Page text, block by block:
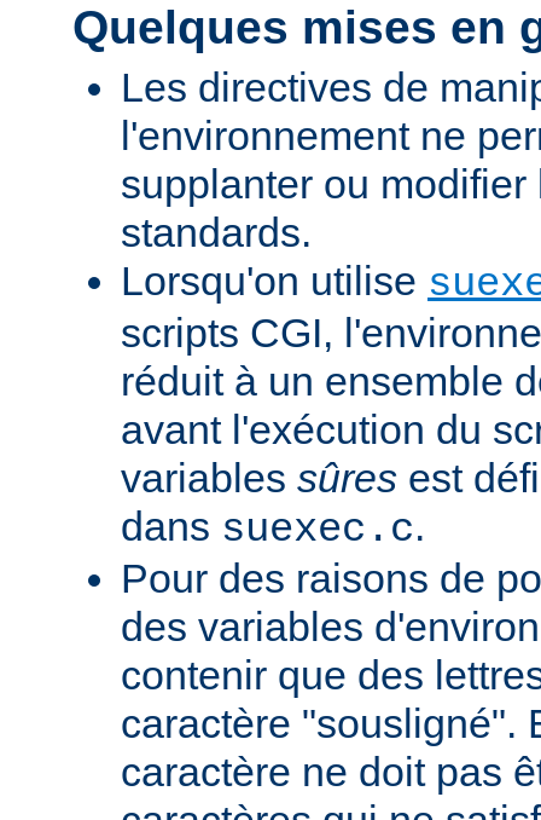
Quelques mises en
Les directives de
l'environnement ne
supplanter ou
standards.
Lorsqu'on utilise
scripts CGI,
réduit à un ensemble
avant l'exécution du
variables sûres est
dans suexec.c.
Pour des raisons de
des variables
contenir que des
caractère "sousligné".
caractère ne doit pas